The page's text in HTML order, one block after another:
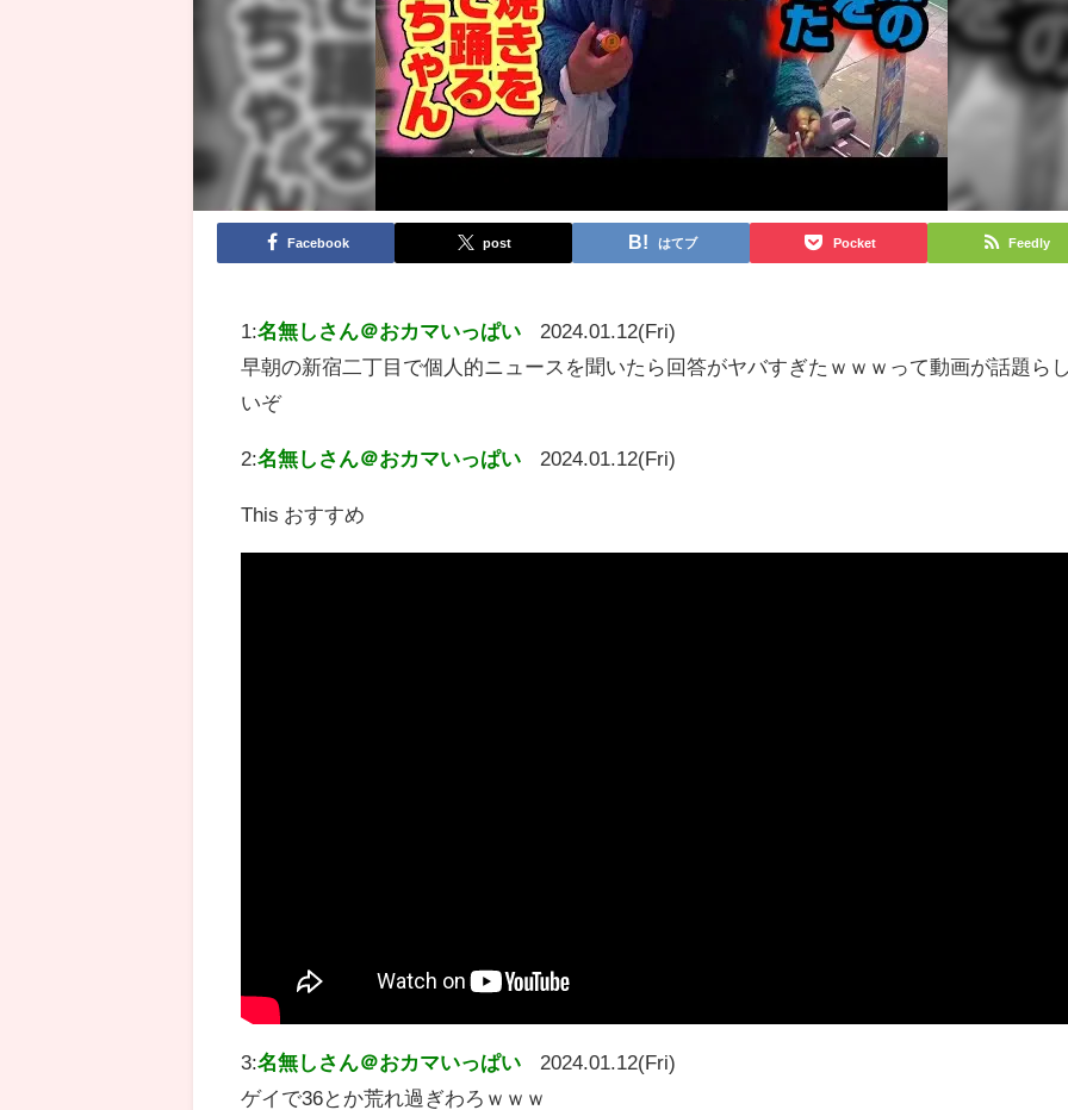
Facebook post はてブ Pocket Feedly
1:名無しさん＠おカマいっぱい
2024.01.12(Fri)
早朝の新宿二丁目で個人的ニュースを聞いたら回答がヤバすぎたｗｗｗって動画が話題ら
いぞ
2:名無しさん＠おカマいっぱい 2024.01.12(Fri)
This おすすめ
3:名無しさん＠おカマいっぱい
2024.01.12(Fri)
ゲイで36とか荒れ過ぎわろｗｗｗ